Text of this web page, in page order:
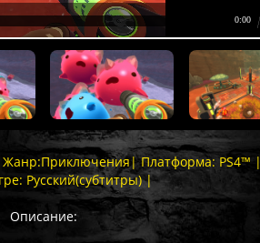
Жанр:Приключения| Платформа: PS4™ |
Русский(субтитры) |
Описание: